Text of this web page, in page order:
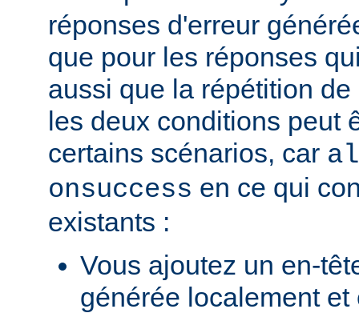
réponses d'erreur
que pour les réponses
aussi que la répétition
les deux conditions peut
certains scénarios, car
onsuccess en ce qui
existants :
Vous ajoutez un en-
générée localement